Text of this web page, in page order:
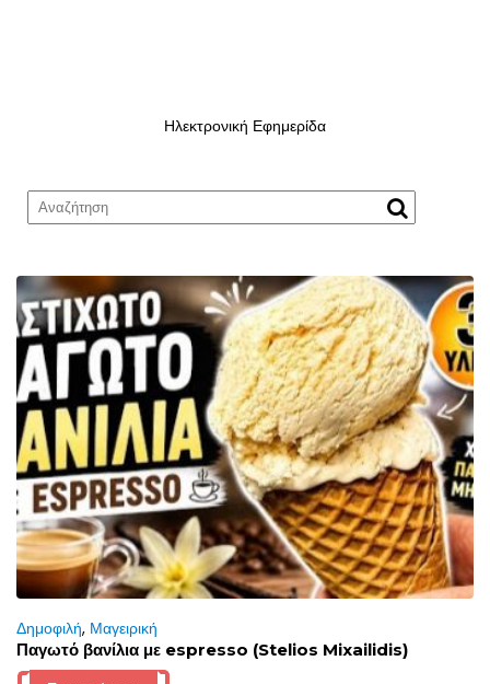
Ηλεκτρονική Εφημερίδα
Δημοφιλή, Μαγειρική
Παγωτό βανίλια με espresso (Stelios Mixailidis)